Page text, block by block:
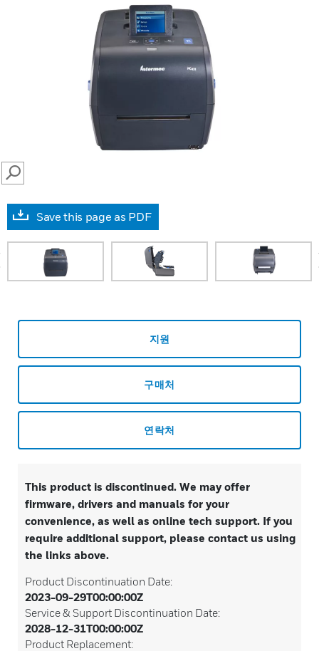
SEARCH
Save this page as PDF
지원
구매처
연락처
This product is discontinued. We may offer
firmware, drivers and manuals for your
convenience, as well as online tech support. If you
require additional support, please contact us using
the links above.
Product Discontinuation Date:
2023-09-29T00:00:00Z
Service & Support Discontinuation Date:
2028-12-31T00:00:00Z
Product Replacement: